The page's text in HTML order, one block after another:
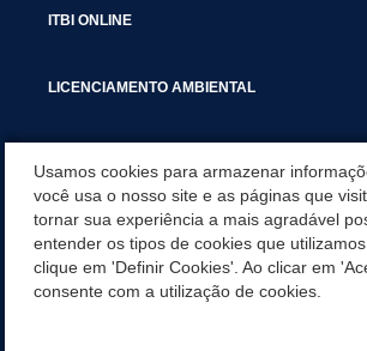
ITBI ONLINE
LICENCIAMENTO AMBIENTAL
SERVIÇOS
SERVIÇOS DO DEPARTAMENTO DE RECEITA
Usamos cookies para armazenar
você usa o nosso site e as páginas que
tornar sua experiência a mais agradável
entender os tipos de cookies que
clique em 'Definir Cookies'. Ao clicar em
consente com a utilização de cookies.